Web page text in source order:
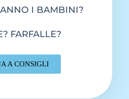
I BAMBINI?
FARFALLE?
A CONSIGLI